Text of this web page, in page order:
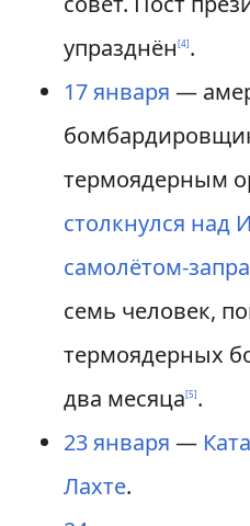
упразднён[4].
17 января —
термоядерным
столкнулся над
самолётом-
семь человек,
термоядерных
два месяца[5].
23 января —
Лахте.